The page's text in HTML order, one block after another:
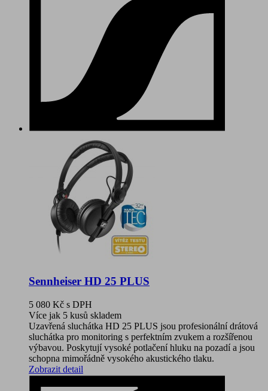
Sennheiser HD 25 PLUS
5 080 Kč s DPH
Více jak 5 kusů skladem
Uzavřená sluchátka HD 25 PLUS jsou profesionální drátová
sluchátka pro monitoring s perfektním zvukem a rozšířenou
výbavou. Poskytují vysoké potlačení hluku na pozadí a jsou
schopna mimořádně vysokého akustického tlaku.
Zobrazit detail